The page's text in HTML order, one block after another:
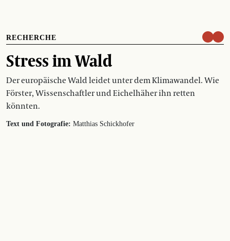
RECHERCHE
Stress im Wald
Der europäische Wald leidet unter dem Klimawandel. Wie
Förster, Wissenschaftler und Eichelhäher ihn retten
könnten.
Text und Fotografie: Matthias Schickhofer